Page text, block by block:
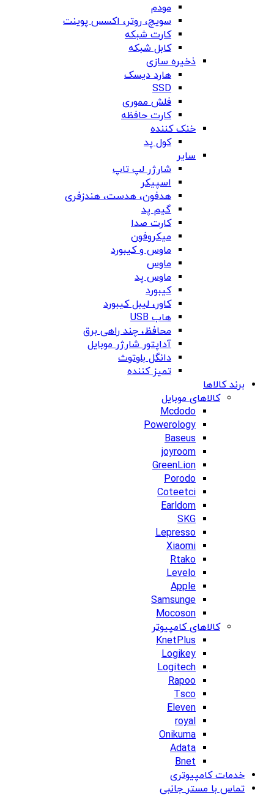
مودم
سویچ، روتر، اکسس پوینت
کارت شبکه
کابل شبکه
ذخیره سازی
هارد دیسک
SSD
فلش مموری
کارت حافظه
خنک کننده
کول پد
سایر
شارژر لپ تاپ
اسپیکر
هدفون، هدست، هندزفری
گیم پد
کارت صدا
میکروفون
ماوس و کیبورد
ماوس
ماوس پد
کیبورد
کاور، لیبل کیبورد
هاب USB
محافظ، چند راهی برق
آداپتور شارژر موبایل
دانگل بلوتوث
تمیز کننده
برند کالاها
کالاهای موبایل
Mcdodo
Powerology
Baseus
joyroom
GreenLion
Porodo
Coteetci
Earldom
SKG
Lepresso
Xiaomi
Rtako
Levelo
Apple
Samsunge
Mocoson
کالاهای کامپیوتر
KnetPlus
Logikey
Logitech
Rapoo
Tsco
Eleven
royal
Onikuma
Adata
Bnet
خدمات کامپیوتری
تماس با مستر جانبی